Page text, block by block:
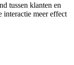
tussen klanten en
interactie meer effect